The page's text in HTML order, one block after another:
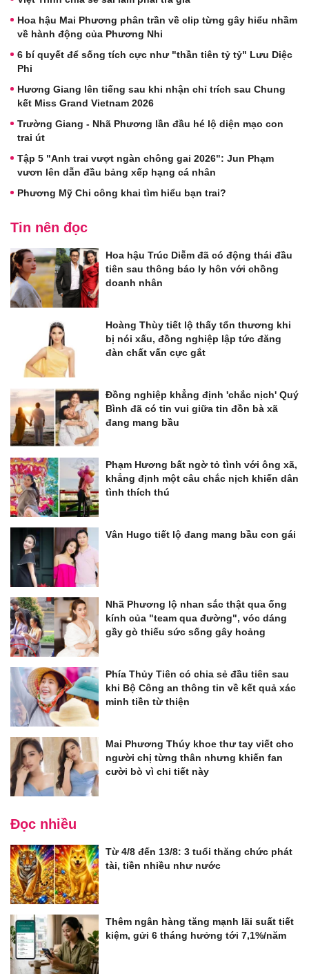
Hoa hậu Mai Phương phân trần về clip từng gây hiểu nhầm
về hành động của Phương Nhi
6 bí quyết để sống tích cực như "thần tiên tỷ tỷ" Lưu Diệc
Phi
Hương Giang lên tiếng sau khi nhận chỉ trích sau Chung
kết Miss Grand Vietnam 2026
Trường Giang - Nhã Phương lần đầu hé lộ diện mạo con
trai út
Tập 5 "Anh trai vượt ngàn chông gai 2026": Jun Phạm
vươn lên dẫn đầu bảng xếp hạng cá nhân
Phương Mỹ Chi công khai tìm hiểu bạn trai?
Tin nên đọc
Hoa hậu Trúc Diễm đã có động thái đầu
tiên sau thông báo ly hôn với chồng
doanh nhân
Hoàng Thùy tiết lộ thấy tổn thương khi
bị nói xấu, đồng nghiệp lập tức đăng
đàn chất vấn cực gắt
Đồng nghiệp khẳng định 'chắc nịch' Quý
Bình đã có tin vui giữa tin đồn bà xã
đang mang bầu
Phạm Hương bất ngờ tỏ tình với ông xã,
khẳng định một câu chắc nịch khiến dân
tình thích thú
Vân Hugo tiết lộ đang mang bầu con gái
Nhã Phương lộ nhan sắc thật qua ống
kính của "team qua đường", vóc dáng
gầy gò thiếu sức sống gây hoảng
Phía Thủy Tiên có chia sẻ đầu tiên sau
khi Bộ Công an thông tin về kết quả xác
minh tiền từ thiện
Mai Phương Thúy khoe thư tay viết cho
người chị từng thân nhưng khiến fan
cười bò vì chi tiết này
Đọc nhiều
Từ 4/8 đến 13/8: 3 tuổi thăng chức phát
tài, tiền nhiều như nước
Thêm ngân hàng tăng mạnh lãi suất tiết
kiệm, gửi 6 tháng hưởng tới 7,1%/năm